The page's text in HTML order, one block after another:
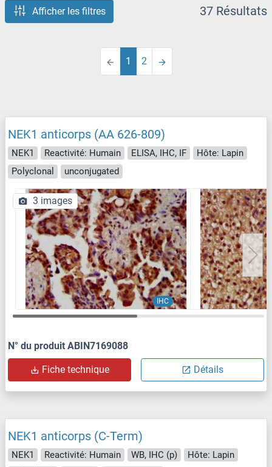
Afficher les filtres 37 Résultats
1 2
NEK1 anticorps (AA 626-809)
NEK1 Reactivité: Humain ELISA, IHC, IF
Hôte: Lapin
Polyclonal
unconjugated
IHC
3 images
N° du produit ABIN7169088
Fiche technique Détails
NEK1 anticorps (C-Term)
NEK1 Reactivité: Humain WB, IHC (p)
Hôte: Lapin